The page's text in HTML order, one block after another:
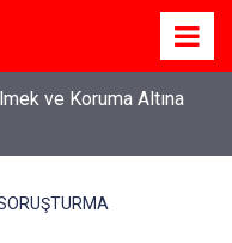
ve Koruma Altına